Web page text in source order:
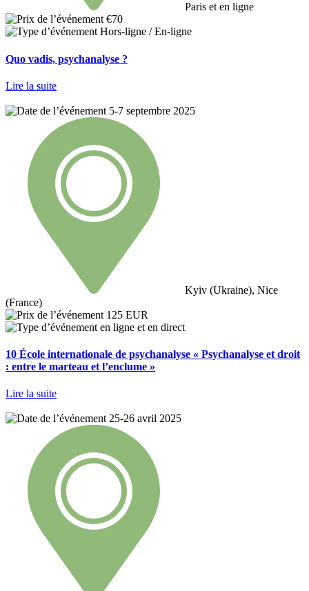
Paris et en ligne
€70
Hors-ligne / En-ligne
Quo vadis, psychanalyse ?
Lire la suite
5-7 septembre 2025
Kyiv (Ukraine), Nice
(France)
125 EUR
en ligne et en direct
10 École internationale de psychanalyse « Psychanalyse et droit
: entre le marteau et l’enclume »
Lire la suite
25-26 avril 2025